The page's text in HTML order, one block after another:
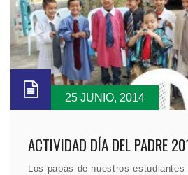
25 JUNIO, 2014
ACTIVIDAD DÍA DEL PADRE
Los papás de nuestros estudiantes